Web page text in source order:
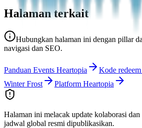
Halaman terkait
Hubungkan halaman ini dengan pillar
navigasi dan SEO.
Panduan Events Heartopia Kode
Winter Frost
Platform Heartopia
Halaman ini melacak update kolaborasi
jadwal global resmi dipublikasikan.